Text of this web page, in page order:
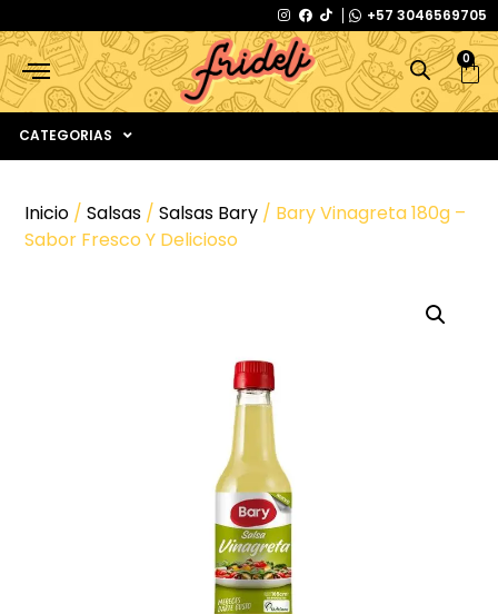
+57 3046569705
0
CATEGORIAS
Inicio /Salsas /Salsas Bary / Bary Vinagreta 180g –
Sabor Fresco Y Delicioso